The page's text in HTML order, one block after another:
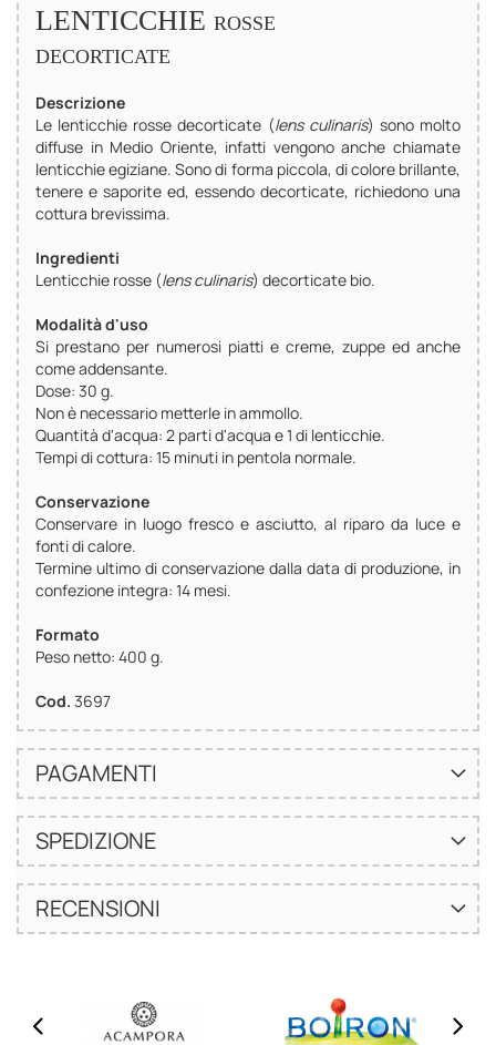
LENTICCHIE ROSSE
DECORTICATE
Descrizione
Le lenticchie rosse decorticate (lens culinaris) sono molto
diffuse in Medio Oriente, infatti vengono anche chiamate
lenticchie egiziane. Sono di forma piccola, di colore brillante,
tenere e saporite ed, essendo decorticate, richiedono una
cottura brevissima.
Ingredienti
Lenticchie rosse (lens culinaris) decorticate bio.
Modalità d'uso
Si prestano per numerosi piatti e creme, zuppe ed anche
come addensante.
Dose: 30 g.
Non è necessario metterle in ammollo.
Quantità d'acqua: 2 parti d'acqua e 1 di lenticchie.
Tempi di cottura: 15 minuti in pentola normale.
Conservazione
Conservare in luogo fresco e asciutto, al riparo da luce e
fonti di calore.
Termine ultimo di conservazione dalla data di produzione, in
confezione integra: 14 mesi.
Formato
Peso netto: 400 g.
Cod. 3697
PAGAMENTI
SPEDIZIONE
RECENSIONI